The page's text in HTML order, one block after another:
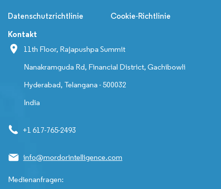
Datenschutzrichtlinie Cookie-Richtlinie
Kontakt
11th Floor, Rajapushpa Summit
Nanakramguda Rd, Financial District, Gachibowli
Hyderabad, Telangana - 500032
India
+1 617-765-2493
info@mordorintelligence.com
Medienanfragen: